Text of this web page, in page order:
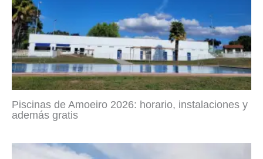
Piscinas de Amoeiro 2026: horario, instalaciones y
además gratis